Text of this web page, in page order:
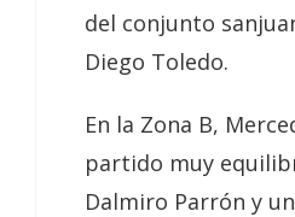
del conjunto
Diego Toledo.
En la Zona B,
partido muy
Dalmiro Parrón y